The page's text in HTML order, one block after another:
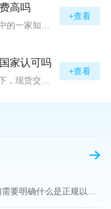
高吗
+查看
家认可吗
+查看